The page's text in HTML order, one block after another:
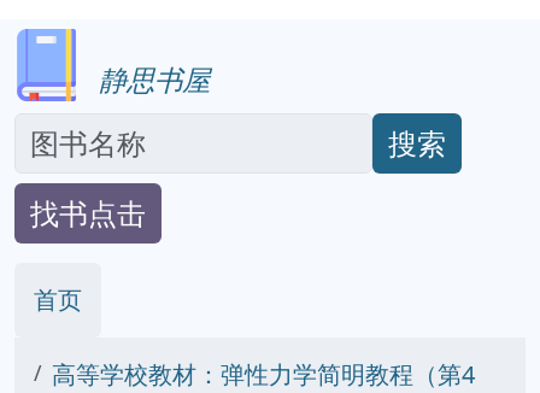
静思书屋
搜索
找书点击
首页
高等学校教材：弹性力学简明教程（第4